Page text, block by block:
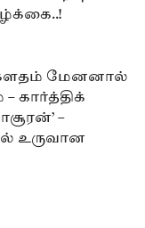
கௌதம் மேனனால்
கார்த்திக்
–
உருவான